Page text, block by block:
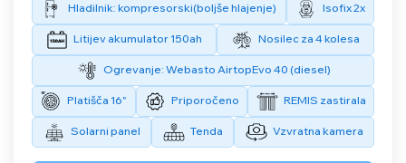
Hladilnik: kompresorski(boljše hlajenje) Isofix 2x
Litijev akumulator 150ah Nosilec za 4 kolesa
Ogrevanje: Webasto AirtopEvo 40 (diesel)
Platišča 16" Priporočeno REMIS zastirala
Solarni panel Tenda Vzvratna kamera